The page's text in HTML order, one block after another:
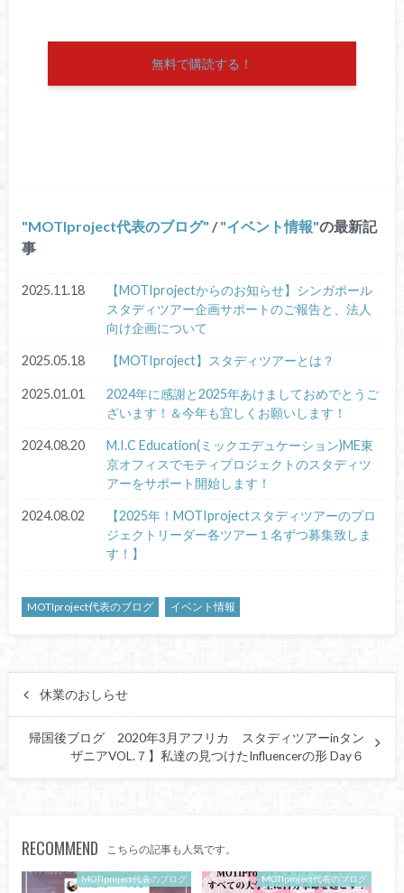
無料で購読する！
MOTIproject代表のブログ / イベント情報 の最新記
事
2025.11.18
【MOTIprojectからのお知らせ】シンガポール
スタディツアー企画サポートのご報告と、法人
向け企画について
2025.05.18 【MOTIproject】スタディツアーとは？
2025.01.01
2024年に感謝と2025年あけましておめでとうご
ざいます！＆今年も宜しくお願いします！
2024.08.20
M.I.C Education(ミックエデュケーション)ME東
京オフィスでモティプロジェクトのスタディツ
アーをサポート開始します！
2024.08.02
【2025年！MOTIprojectスタディツアーのプロ
ジェクトリーダー各ツアー１名ずつ募集致しま
す！】
MOTIproject代表のブログ イベント情報
休業のおしらせ
帰国後ブログ 2020年3月アフリカ スタディツアーinタン
ザニアVOL.７】私達の見つけたInfluencerの形 Day６
RECOMMEND こちらの記事も人気です。
MOTIproject代表のブログ MOTIproject代表のブログ